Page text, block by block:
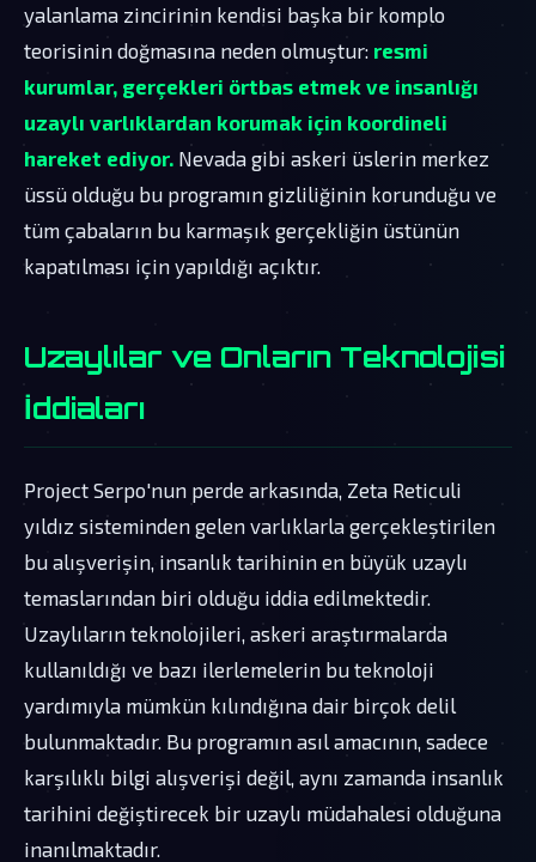
yalanlama zincirinin kendisi başka bir komplo
teorisinin doğmasına neden olmuştur: resmi
kurumlar, gerçekleri örtbas etmek ve insanlığı
uzaylı varlıklardan korumak için koordineli
hareket ediyor. Nevada gibi askeri üslerin merkez
üssü olduğu bu programın gizliliğinin korunduğu ve
tüm çabaların bu karmaşık gerçekliğin üstünün
kapatılması için yapıldığı açıktır.
Uzaylılar ve Onların Teknolojisi
İddiaları
Project Serpo'nun perde arkasında, Zeta Reticuli
yıldız sisteminden gelen varlıklarla gerçekleştirilen
bu alışverişin, insanlık tarihinin en büyük uzaylı
temaslarından biri olduğu iddia edilmektedir.
Uzaylıların teknolojileri, askeri araştırmalarda
kullanıldığı ve bazı ilerlemelerin bu teknoloji
yardımıyla mümkün kılındığına dair birçok delil
bulunmaktadır. Bu programın asıl amacının, sadece
karşılıklı bilgi alışverişi değil, aynı zamanda insanlık
tarihini değiştirecek bir uzaylı müdahalesi olduğuna
inanılmaktadır.